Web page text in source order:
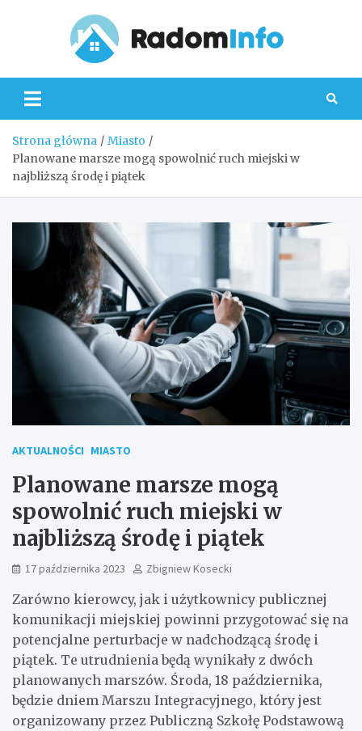
Strona główna
Miasto
Planowane marsze mogą spowolnić ruch miejski w
najbliższą środę i piątek
AKTUALNOŚCI MIASTO
Planowane marsze mogą
spowolnić ruch miejski w
najbliższą środę i piątek
17 października 2023 Zbigniew Kosecki
Zarówno kierowcy, jak i użytkownicy publicznej
komunikacji miejskiej powinni przygotować się na
potencjalne perturbacje w nadchodzącą środę i
piątek. Te utrudnienia będą wynikały z dwóch
planowanych marszów. Środa, 18 października,
będzie dniem Marszu Integracyjnego, który jest
organizowany przez Publiczną Szkołę Podstawową